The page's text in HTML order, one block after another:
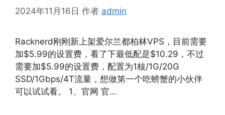
2024年11月16日 作者 admin
Racknerd刚刚新上架爱尔兰都柏林VPS，目前需要
加$5.99的设置费，看了下最低配是$10.29，不过
需要加$5.99的设置费，配置为1核/1G/20G
SSD/1Gbps/4T流量，想做第一个吃螃蟹的小伙伴
可以试试看。 1、官网 官…